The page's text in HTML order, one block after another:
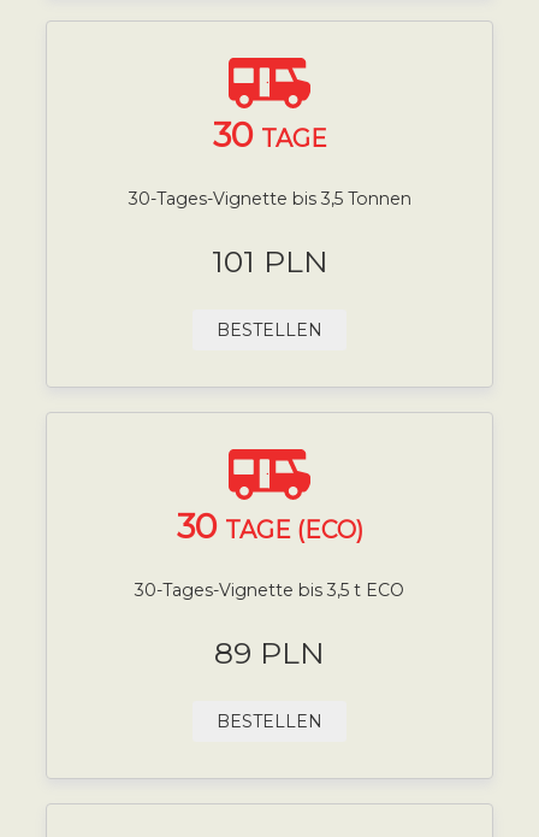
30 TAGE
30-Tages-Vignette bis 3,5 Tonnen
101 PLN
BESTELLEN
30 TAGE (ECO)
30-Tages-Vignette bis 3,5 t ECO
89 PLN
BESTELLEN